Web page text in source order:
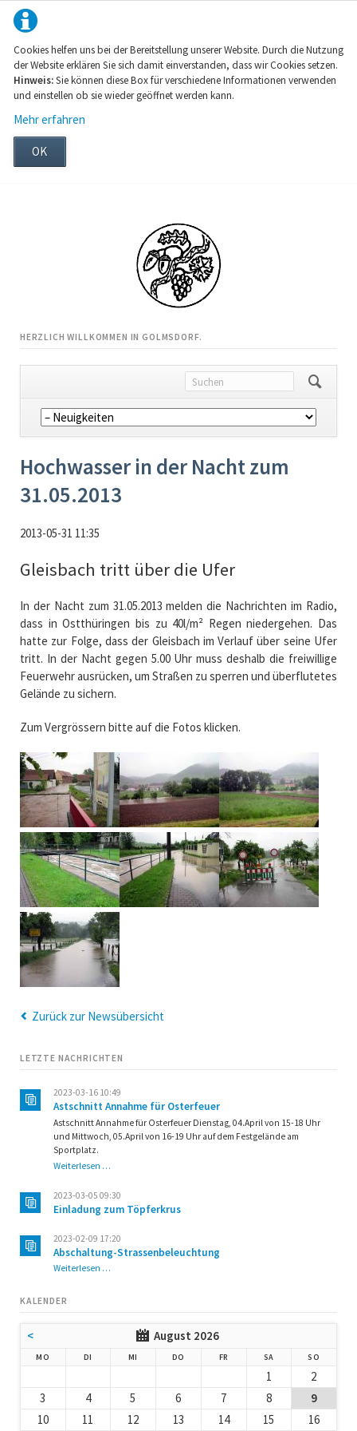
Cookies helfen uns bei der Bereitstellung unserer Website. Durch die Nutzung
der Website erklären Sie sich damit einverstanden, dass wir Cookies setzen.
Hinweis:Sie können diese Box für verschiedene Informationen verwenden
und einstellen ob sie wieder geöffnet werden kann.
Mehr erfahren
OK
HERZLICH WILLKOMMEN IN GOLMSDORF.
Navigation
überspringen
Hochwasser in der Nacht zum
31.05.2013
2013-05-31 11:35
Gleisbach tritt über die Ufer
In der Nacht zum 31.05.2013 melden die Nachrichten im Radio,
dass in Ostthüringen bis zu 40l/m² Regen niedergehen. Das
hatte zur Folge, dass der Gleisbach im Verlauf über seine Ufer
tritt. In der Nacht gegen 5.00 Uhr muss deshalb die freiwillige
Feuerwehr ausrücken, um Straßen zu sperren und überflutetes
Gelände zu sichern.
Zum Vergrössern bitte auf die Fotos klicken.
Zurück zur Newsübersicht
LETZTE NACHRICHTEN
2023-03-16 10:49
Astschnitt Annahme für Osterfeuer
Astschnitt Annahme für Osterfeuer Dienstag, 04.April von 15-18 Uhr
und Mittwoch, 05.April von 16-19 Uhr auf dem Festgelände am
Sportplatz.
Weiterlesen …Astschnitt
für
Osterfeuer
2023-03-05 09:30
Einladung zum Töpferkrus
2023-02-09 17:20
Abschaltung-Strassenbeleuchtung
Weiterlesen …Abschaltung-
KALENDER
< August 2026
MO DI MI DO NNERSTAG
FR SA SO
1
2
3
4 5 6 7 8
9
10
11 12 13 14 15 16